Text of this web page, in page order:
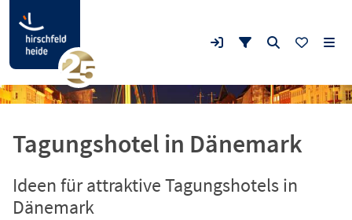
Tagungshotel in Dänemark
Ideen für attraktive Tagungshotels in
Dänemark